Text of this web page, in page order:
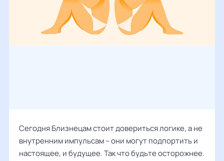
Сегодня Близнецам стоит довериться логике, а не
внутренним импульсам – они могут подпортить и
настоящее, и будущее. Так что будьте осторожнее.